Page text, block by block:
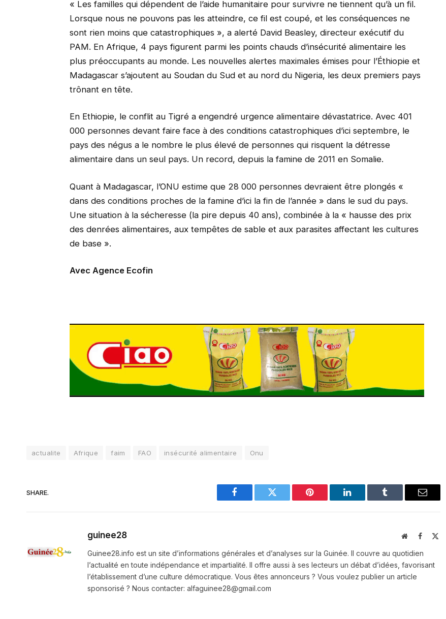
« Les familles qui dépendent de l’aide humanitaire pour survivre ne tiennent qu’à un fil.
Lorsque nous ne pouvons pas les atteindre, ce fil est coupé, et les conséquences ne
sont rien moins que catastrophiques », a alerté David Beasley, directeur exécutif du
PAM. En Afrique, 4 pays figurent parmi les points chauds d’insécurité alimentaire les
plus préoccupants au monde. Les nouvelles alertes maximales émises pour l’Éthiopie et
Madagascar s’ajoutent au Soudan du Sud et au nord du Nigeria, les deux premiers pays
trônant en tête.
En Ethiopie, le conflit au Tigré a engendré urgence alimentaire dévastatrice. Avec 401
000 personnes devant faire face à des conditions catastrophiques d’ici septembre, le
pays des négus a le nombre le plus élevé de personnes qui risquent la détresse
alimentaire dans un seul pays. Un record, depuis la famine de 2011 en Somalie.
Quant à Madagascar, l’ONU estime que 28 000 personnes devraient être plongés «
dans des conditions proches de la famine d’ici la fin de l’année » dans le sud du pays.
Une situation à la sécheresse (la pire depuis 40 ans), combinée à la « hausse des prix
des denrées alimentaires, aux tempêtes de sable et aux parasites affectant les cultures
de base ».
Avec Agence Ecofin
actualite Afrique faim FAO insécurité alimentaire Onu
SHARE.
Facebook Twitter Pinterest LinkedIn Tumblr Email
guinee28 WebsiteFacebook
X
Guinee28.info est un site d’informations générales et d’analyses sur la Guinée. Il couvre au quotidien
l’actualité en toute indépendance et impartialité. Il offre aussi à ses lecteurs un débat d’idées, favorisant
l’établissement d’une culture démocratique. Vous êtes annonceurs ? Vous voulez publier un article
sponsorisé ? Nous contacter: alfaguinee28@gmail.com